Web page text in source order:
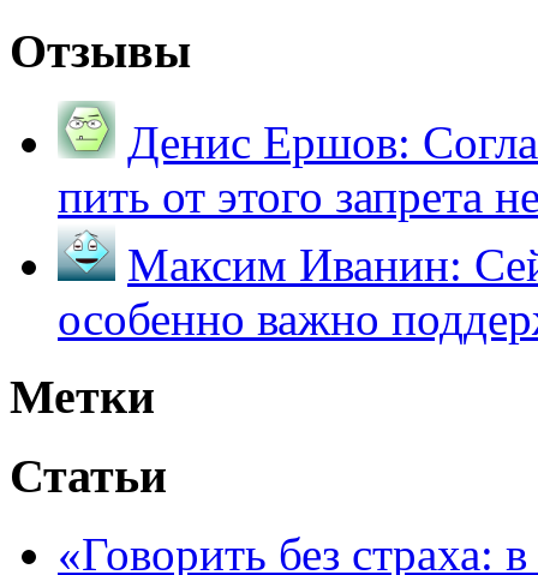
Отзывы
Денис Ершов:
пить от этого запрета
Максим Иванин:
особенно важно
Метки
Статьи
«Говорить без страха: